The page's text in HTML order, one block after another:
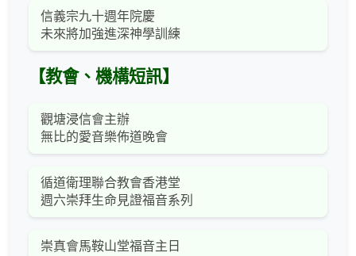
信義宗九十週年院慶
未來將加強進深神學訓練
【教會、機構短訊】
觀塘浸信會主辦
無比的愛音樂佈道晚會
循道衛理聯合教會香港堂
週六崇拜生命見證福音系列
崇真會馬鞍山堂福音主日